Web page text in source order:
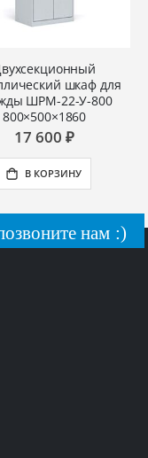
шкаф для
ШРМ-22-У-800
800×500×1860
17 600 ₽
В КОРЗИНУ
нам :)